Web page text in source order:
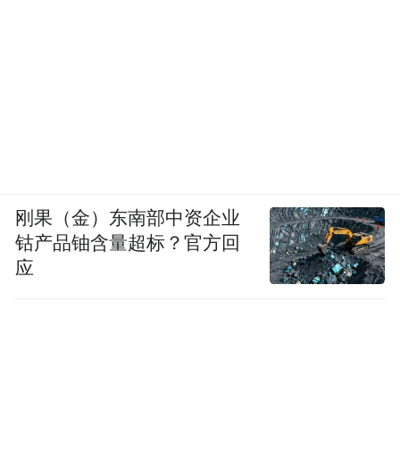
刚果（金）东南部中资企业
钴产品铀含量超标？官方回
应